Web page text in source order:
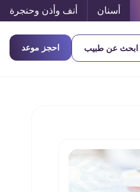
أسنان أنف وأذن وحنجرة
ابحث عن طبيب احجز موعد